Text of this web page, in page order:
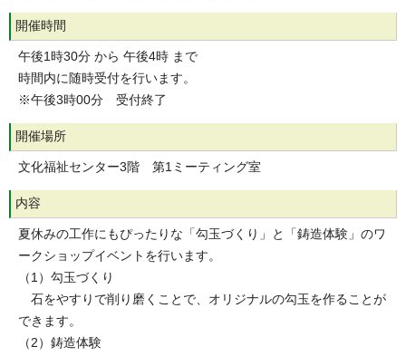
開催時間
午後1時30分 から 午後4時 まで
時間内に随時受付を行います。
※午後3時00分 受付終了
開催場所
文化福祉センター3階 第1ミーティング室
内容
夏休みの工作にもぴったりな「勾玉づくり」と「鋳造体験」のワ
ークショップイベントを行います。
（1）勾玉づくり
石をやすりで削り磨くことで、オリジナルの勾玉を作ることが
できます。
（2）鋳造体験